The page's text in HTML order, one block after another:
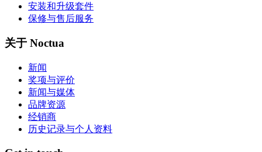
安装和升级套件
保修与售后服务
关于 Noctua
新闻
奖项与评价
新闻与媒体
品牌资源
经销商
历史记录与个人资料